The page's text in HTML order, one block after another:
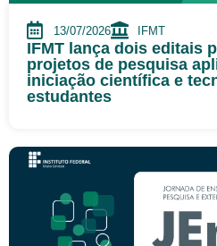
13/07/2026 IFMT
IFMT lança dois editais
projetos de pesquisa
iniciação científica e
estudantes